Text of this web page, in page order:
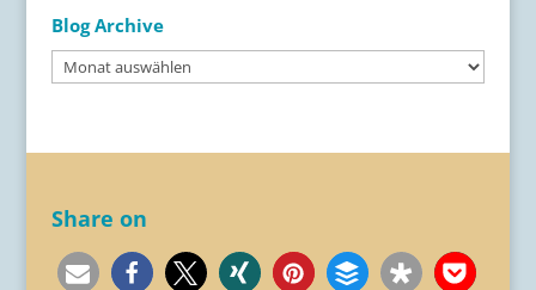
Blog Archive
Blog
Archive
Share on